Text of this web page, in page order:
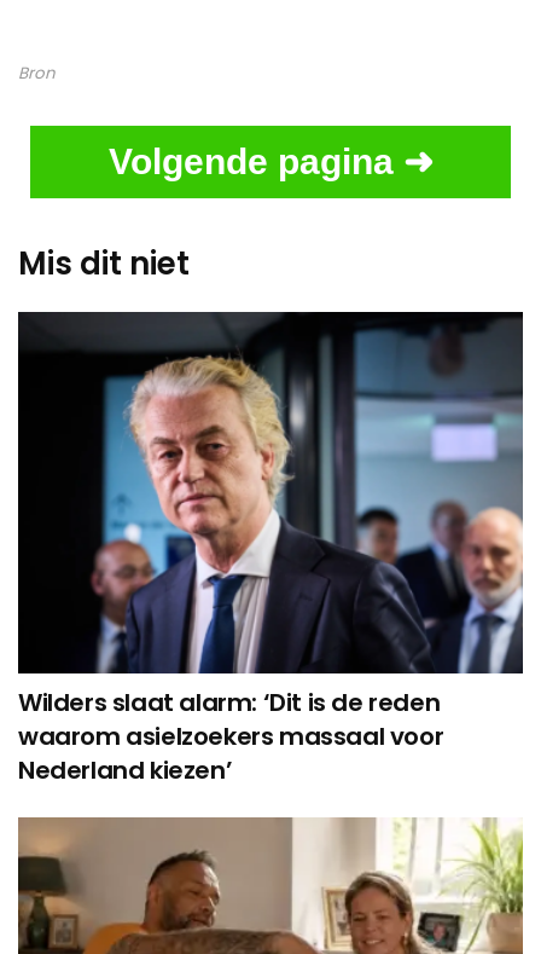
Bron
Volgende pagina ➜
Mis dit niet
Wilders slaat alarm: ‘Dit is de reden
waarom asielzoekers massaal voor
Nederland kiezen’